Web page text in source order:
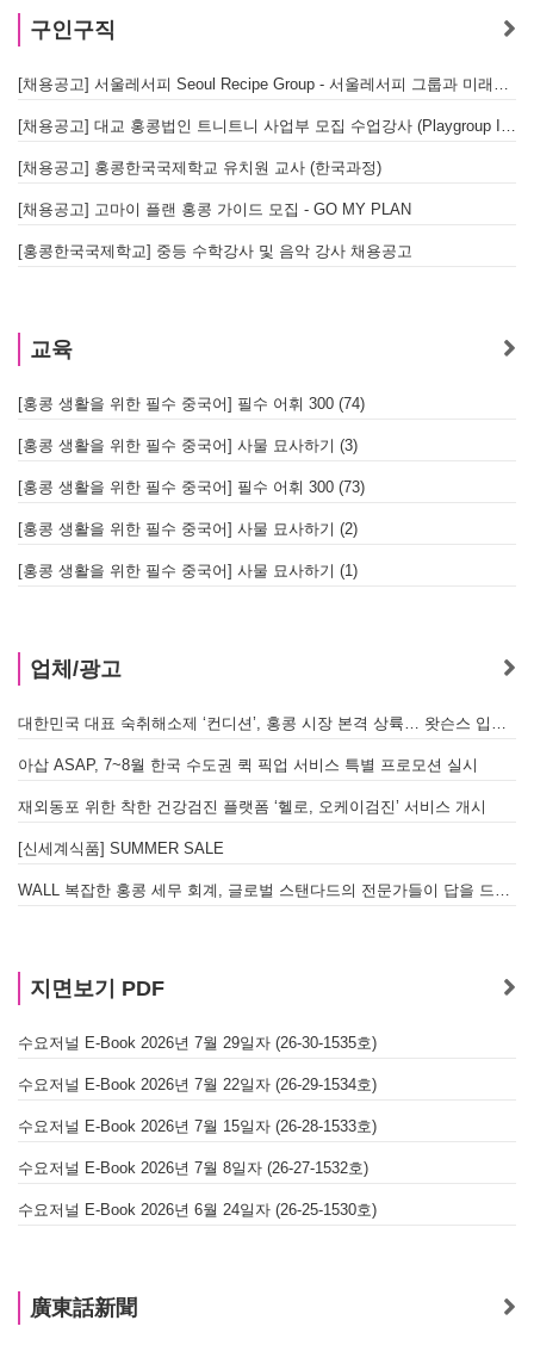
구인구직
[채용공고] 서울레서피 Seoul Recipe Group - 서울레서피 그룹과 미래를 함께할 유능한 인재를 모십니다
[채용공고] 대교 홍콩법인 트니트니 사업부 모집 수업강사 (Playgroup Instructor)
[채용공고] 홍콩한국국제학교 유치원 교사 (한국과정)
[채용공고] 고마이 플랜 홍콩 가이드 모집 - GO MY PLAN
[홍콩한국국제학교] 중등 수학강사 및 음악 강사 채용공고
교육
[홍콩 생활을 위한 필수 중국어] 필수 어휘 300 (74)
[홍콩 생활을 위한 필수 중국어] 사물 묘사하기 (3)
[홍콩 생활을 위한 필수 중국어] 필수 어휘 300 (73)
[홍콩 생활을 위한 필수 중국어] 사물 묘사하기 (2)
[홍콩 생활을 위한 필수 중국어] 사물 묘사하기 (1)
업체/광고
대한민국 대표 숙취해소제 ‘컨디션’, 홍콩 시장 본격 상륙… 왓슨스 입점 기념 할인 행사 진행
아삽 ASAP, 7~8월 한국 수도권 퀵 픽업 서비스 특별 프로모션 실시
재외동포 위한 착한 건강검진 플랫폼 ‘헬로, 오케이검진’ 서비스 개시
[신세계식품] SUMMER SALE
WALL 복잡한 홍콩 세무 회계, 글로벌 스탠다드의 전문가들이 답을 드립니다! - 법인설립, 회계, 감사
지면보기 PDF
수요저널 E-Book 2026년 7월 29일자 (26-30-1535호)
수요저널 E-Book 2026년 7월 22일자 (26-29-1534호)
수요저널 E-Book 2026년 7월 15일자 (26-28-1533호)
수요저널 E-Book 2026년 7월 8일자 (26-27-1532호)
수요저널 E-Book 2026년 6월 24일자 (26-25-1530호)
廣東話新聞